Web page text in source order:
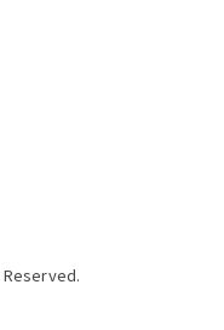
Reserved.